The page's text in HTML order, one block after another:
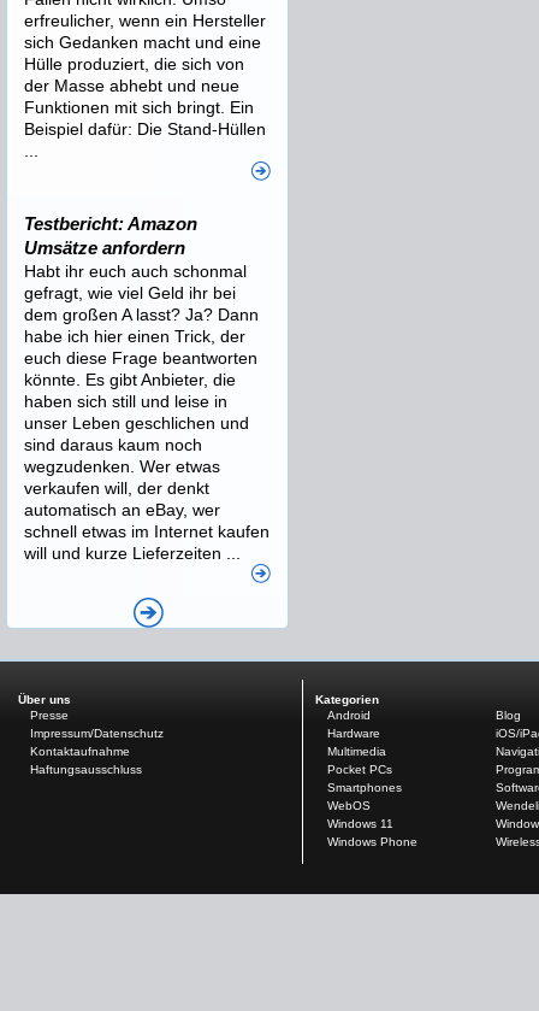
erfreulicher, wenn ein Hersteller
sich Gedanken macht und eine
Hülle produziert, die sich von
der Masse abhebt und neue
Funktionen mit sich bringt. Ein
Beispiel dafür: Die Stand-Hüllen
Testbericht: Amazon
Umsätze anfordern
Habt ihr euch auch schonmal
gefragt, wie viel Geld ihr bei
dem großen A lasst? Ja? Dann
habe ich hier einen Trick, der
euch diese Frage beantworten
könnte. Es gibt Anbieter, die
haben sich still und leise in
unser Leben geschlichen und
sind daraus kaum noch
wegzudenken. Wer etwas
verkaufen will, der denkt
automatisch an eBay, wer
schnell etwas im Internet kaufen
will und kurze Lieferzeiten ...
Über uns
Presse
Impressum/Datenschutz
Kontaktaufnahme
Haftungsausschluss
Kategorien
Android
Blog
Hardware
iOS/
Multimedia
Pocket PCs
Smartphones
WebOS
Windows 11
Windows Phone